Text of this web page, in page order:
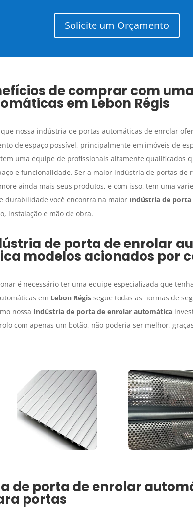
Solicite um Orçamento
de comprar com uma
em Lebon Régis
nossa indústria de portas automáticas de enrolar
de espaço possível, principalmente em imóveis de
uma equipe de profissionais altamente qualificados
e funcionalidade. Ser a maior indústria de portas de
ainda mais seus produtos, e com isso, tem uma
durabilidade você encontra na maior Indústria de
instalação e mão de obra.
de porta de enrolar
modelos acionados por
é necessário ter uma equipe especializada que
em Lebon Régissegue todas as normas de
nossa Indústria de porta de enrolar automática
com apenas um botão, não poderia ser melhor,
de porta de enrolar
portas